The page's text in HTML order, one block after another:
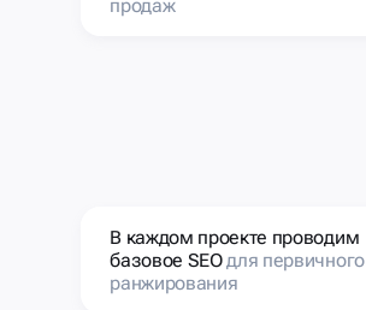
продаж
В каждом проекте проводим
базовое SEOдля первичного
ранжирования